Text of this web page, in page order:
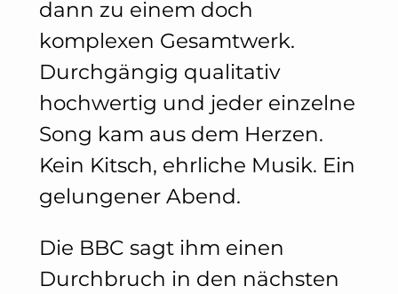
dann zu einem doch
komplexen Gesamtwerk.
Durchgängig qualitativ
hochwertig und jeder einzelne
Song kam aus dem Herzen.
Kein Kitsch, ehrliche Musik. Ein
gelungener Abend.
Die BBC sagt ihm einen
Durchbruch in den nächsten